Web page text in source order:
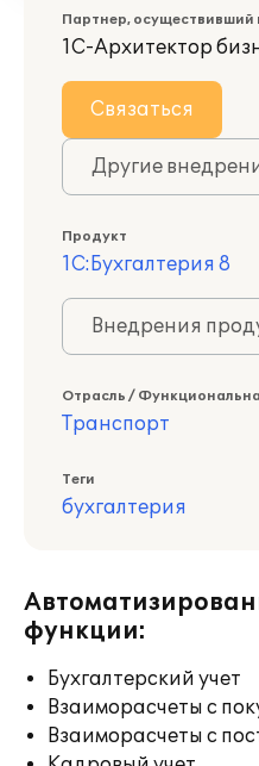
Партнер, осуществивший
1С-Архитектор
Связаться
Другие
Продукт
1С:Бухгалтерия 8
Внедрения
Отрасль /
Транспорт
Теги
бухгалтерия
функции:
Бухгалтерский учет
Взаиморасчеты с
Взаиморасчеты с